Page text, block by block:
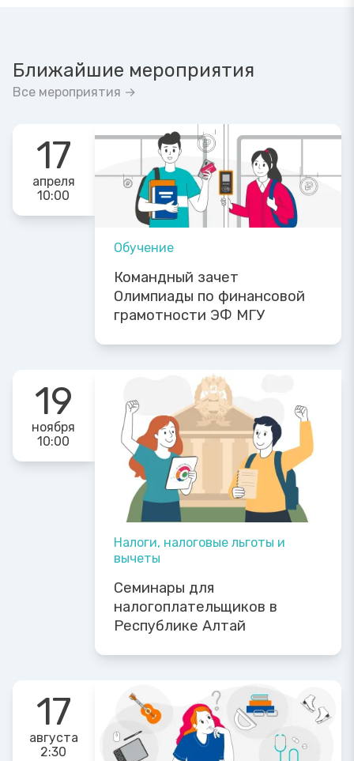
Ближайшие мероприятия
Все мероприятия →
17
апреля
10:00
Обучение
Командный зачет
Олимпиады по финансовой
грамотности ЭФ МГУ
19
ноября
10:00
Налоги, налоговые льготы и
вычеты
Семинары для
налогоплательщиков в
Республике Алтай
17
августа
2:30